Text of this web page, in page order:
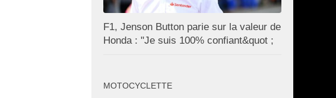
F1, Jenson Button parie sur la valeur de
Honda : "Je suis 100% confiant&quot ;
MOTOCYCLETTE